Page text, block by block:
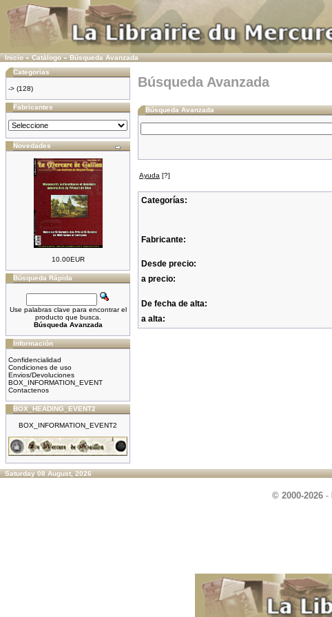
Inicio»Catálogo»Búsqueda Avanzada
Categorias
-> (128)
Fabricantes
Novedades
10.00EUR
Búsqueda Rápida
Use palabras clave para encontrar el
producto que busca.
Búsqueda Avanzada
Información
Confidencialidad
Condiciones de uso
Envios/Devoluciones
BOX_INFORMATION_EVENT
Contactenos
BOX_HEADING_EVENT2
BOX_INFORMATION_EVENT2
Búsqueda Avanzada
Búsqueda Avanzada
Ayuda [?]
Categorías:
Fabricante:
Desde precio:
a precio:
De fecha de alta:
a alta:
Saturday 08 August, 2026
© 2000-2026 -